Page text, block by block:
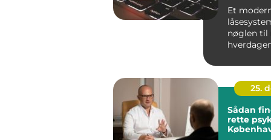
Et
nøglen til
rækkehu...
25.
Sådan
rette